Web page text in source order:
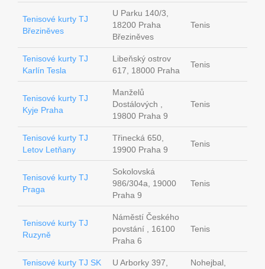
Tenisové kurty TJ
Březiněves
U Parku 140/3,
18200 Praha
Březiněves
Tenis
Tenisové kurty TJ
Karlín Tesla
Libeňský ostrov
617, 18000 Praha
Tenis
Tenisové kurty TJ
Kyje Praha
Manželů
Dostálových ,
19800 Praha 9
Tenis
Tenisové kurty TJ
Letov Letňany
Třinecká 650,
19900 Praha 9
Tenis
Tenisové kurty TJ
Praga
Sokolovská
986/304a, 19000
Praha 9
Tenis
Tenisové kurty TJ
Ruzyně
Náměstí Českého
povstání , 16100
Praha 6
Tenis
Tenisové kurty TJ SK
U Arborky 397,
Nohejbal,